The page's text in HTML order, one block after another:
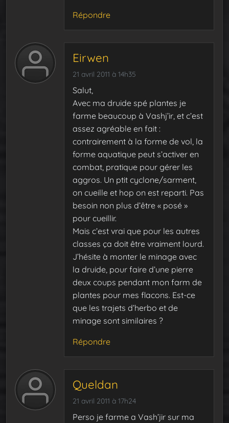
Répondre
Eirwen
21 avril 2011 à 14h35
Salut,
Avec ma druide spé plantes je
farme beaucoup à Vashj’ir, et c’est
assez agréable en fait :
contrairement à la forme de vol, la
forme aquatique peut s’activer en
combat, pratique pour gérer les
aggros. Un ptit cyclone/sarment,
on cueille et hop on est reparti. Pas
besoin non plus d’être « posé »
pour cueillir.
Mais c’est vrai que pour les autres
classes ça doit être vraiment lourd.
J’hésite à monter le minage avec
la druide, pour faire d’une pierre
deux coups pendant mon farm de
plantes pour mes flacons. Est-ce
que les trajets d’herbo et de
minage sont similaires ?
Répondre
Queldan
21 avril 2011 à 17h24
Perso je farme a Vash’jir sur ma